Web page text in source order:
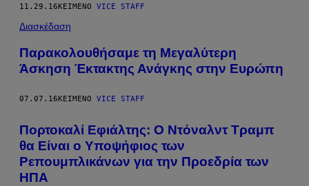
11.29.16ΚΕΊΜΕΝΟ VICE STAFF
Διασκέδαση
Παρακολουθήσαμε τη Μεγαλύτερη
Άσκηση Έκτακτης Ανάγκης στην Ευρώπη
07.07.16 ΚΕΊΜΕΝΟ VICE STAFF
Πορτοκαλί Εφιάλτης: Ο Ντόναλντ Τραμπ
θα Είναι ο Υποψήφιος των
Ρεπουμπλικάνων για την Προεδρία των
ΗΠΑ